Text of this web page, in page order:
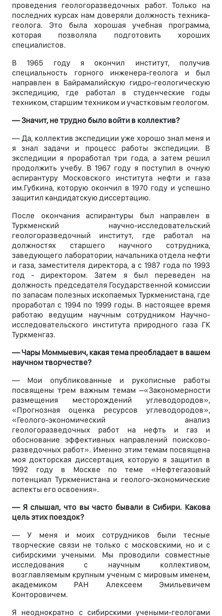
проведения геологоразведочных работ. Только на
последних курсах нам доверяли должность техника-
геолога. Это была хорошая учебная программа,
которая позволяла подготовить хороших
специалистов.
В 1965 году я окончил институт, получив
специальность горного инженера-геолога и был
направлен в Байрамалийскую гидро-геологическую
экспедицию, где работал в студенческие годы
техником, старшим техником и участковым геологом.
— Значит, не трудно было войти в коллектив?
— Да, коллектив экспедиции уже хорошо знал меня и
я знал задачи и процесс работы экспедиции. В
экспедиции я проработал три года, а затем решил
продолжить учебу. В 1967 году я поступил в очную
аспирантуру Московского института нефти и газа
им.Губкина, которую окончил в 1970 году и успешно
защитил кандидатскую диссертацию.
После окончания аспирантуры был направлен в
Туркменский научно-исследовательский
геологоразведочный институт, где работал на
должностях старшего научного сотрудника,
заведующего лаборатории, начальника отдела нефти
и газа, заместителя директора, а с 1987 года по 1993
год - директором. Затем я был переведен на
должность председателя Государственной комиссии
по запасам полезных ископаемых Туркменистана, где
проработал с 1994 по 1999 годы. В настоящее время
работаю ведущим научным сотрудником Научно-
исследовательского института природного газа ГК
Туркменгаз.
— Чары Моммыевич, какая тема преобладает в вашем
научном творчестве?
— Мои опубликованные и рукописные работы
посвящены трем важным темам –«Закономерности
размещения месторождений углеводородов»,
«Прогнозная оценка ресурсов углеводородов»,
«Геолого-экономический анализ
геологоразведочных работ на нефть и газ и
обоснование эффективных направлений поисково-
разведочных работ». Именно этим темам посвящена
моя докторская диссертация, которую я защитил в
1992 году в Москве по теме «Нефтегазовый
потенциал Туркменистана и геолого-экономические
аспекты его освоения».
— Я слышал, что вы часто бывали в Сибири. Какова
цель этих поездок?
— У меня и моих сотрудников были тесные
творческие связи не только с московскими, но и с
сибирскими учеными. Мы проводили совместные
исследования с научным коллективом,
возглавляемым крупным ученым с мировым именем,
академиком РАН Алексеем Эмильевичем
Конторовичем.
Я неоднократно с сибирскими учеными-геологами